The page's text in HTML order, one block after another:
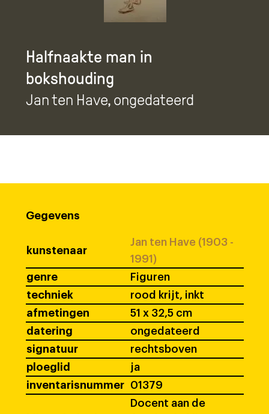
Halfnaakte man in
bokshouding
Jan ten Have, ongedateerd
Gegevens
kunstenaar
Jan ten Have (1903 -
1991)
genre
Figuren
techniek
rood krijt, inkt
afmetingen
51 x 32,5 cm
datering
ongedateerd
signatuur
rechtsboven
ploeglid
ja
inventarisnummer
01379
Docent aan de